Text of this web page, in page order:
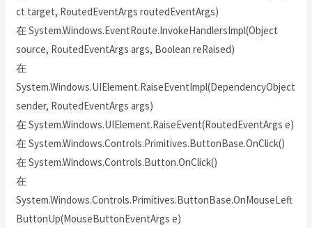
ct target, RoutedEventArgs routedEventArgs)
在 System.Windows.EventRoute.InvokeHandlersImpl(Object
source, RoutedEventArgs args, Boolean reRaised)
在
System.Windows.UIElement.RaiseEventImpl(DependencyObject
sender, RoutedEventArgs args)
在 System.Windows.UIElement.RaiseEvent(RoutedEventArgs e)
在 System.Windows.Controls.Primitives.ButtonBase.OnClick()
在 System.Windows.Controls.Button.OnClick()
在
System.Windows.Controls.Primitives.ButtonBase.OnMouseLeft
ButtonUp(MouseButtonEventArgs e)